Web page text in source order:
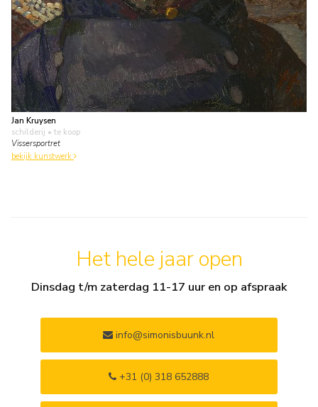
Jan Kruysen
schilderij • te koop
Vissersportret
bekijk kunstwerk
Het hele jaar open
Dinsdag t/m zaterdag 11-17 uur en op afspraak
info@simonisbuunk.nl
+31 (0) 318 652888